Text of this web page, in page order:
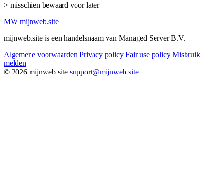
> misschien bewaard voor later
MW mijnweb.site
mijnweb.site is een handelsnaam van Managed Server B.V.
Algemene voorwaarden Privacy policy Fair use policy Misbruik
melden
© 2026 mijnweb.site support@mijnweb.site